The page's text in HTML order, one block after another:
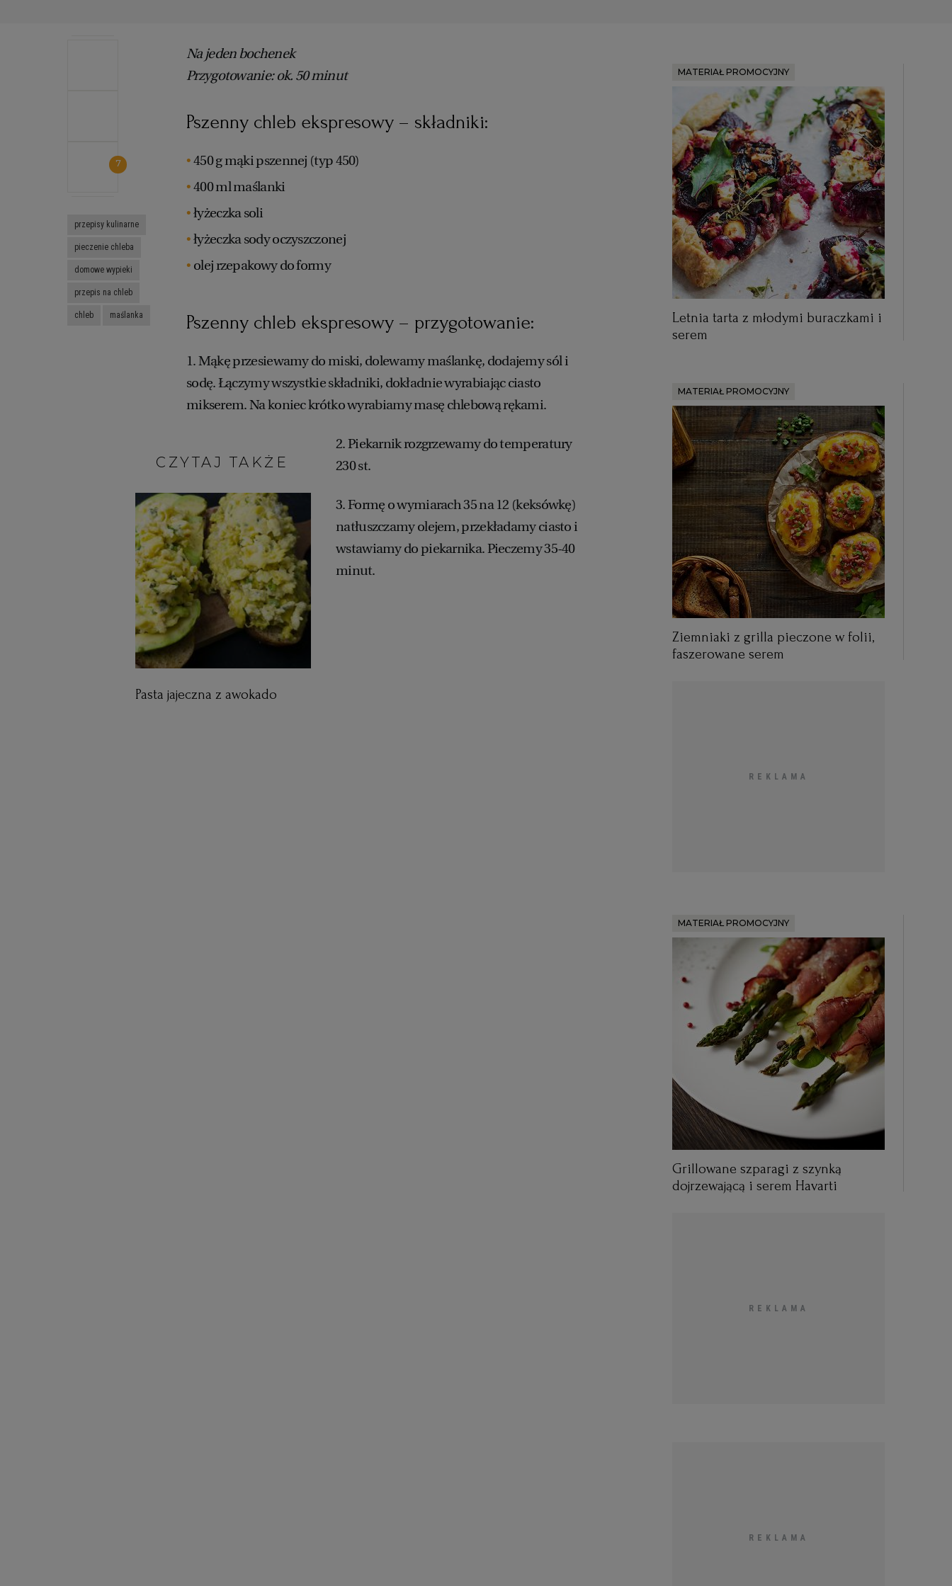
Na jeden bochenek
Przygotowanie: ok. 50 minut
Pszenny chleb ekspresowy – składniki:
450 g mąki pszennej (typ 450)
400 ml maślanki
łyżeczka soli
łyżeczka sody oczyszczonej
olej rzepakowy do formy
Pszenny chleb ekspresowy – przygotowanie:
1. Mąkę przesiewamy do miski, dolewamy maślankę, dodajemy sól i
sodę. Łączymy wszystkie składniki, dokładnie wyrabiając ciasto
mikserem. Na koniec krótko wyrabiamy masę chlebową rękami.
CZYTAJ TAKŻE:
Pasta jajeczna z awokado
2. Piekarnik rozgrzewamy do temperatury
230 st.
3. Formę o wymiarach 35 na 12 (keksówkę)
natłuszczamy olejem, przekładamy ciasto i
wstawiamy do piekarnika. Pieczemy 35-40
minut.
7
przepisy kulinarne
pieczenie chleba
domowe wypieki
przepis na chleb
chleb maślanka
MATERIAŁ PROMOCYJNY
Letnia tarta z młodymi buraczkami i
serem
MATERIAŁ PROMOCYJNY
Ziemniaki z grilla pieczone w folii,
faszerowane serem
MATERIAŁ PROMOCYJNY
Grillowane szparagi z szynką
dojrzewającą i serem Havarti